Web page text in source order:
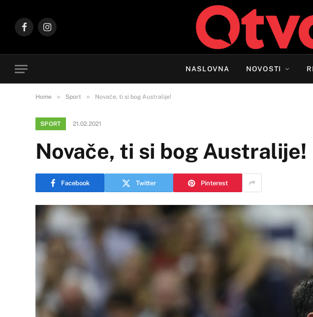
FacebookInstagram
NASLOVNA NOVOSTI
Home » Sport » Novače, ti si bog Australije!
SPORT 21.02.2021
Novače, ti si bog Australije!
Facebook Twitter Pinterest